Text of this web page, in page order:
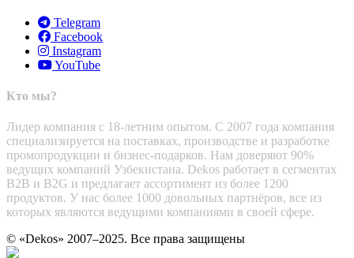
Telegram
Facebook
Instagram
YouTube
Кто мы?
Лидер компания с 18-летним опытом. С 2007 года компания
специализируется на поставках, производстве и разработке
промопродукции и бизнес-подарков. Нам доверяют 90%
ведущих компаний Узбекистана. Dekos работает в сегментах
B2B и B2G и предлагает ассортимент из более 1200
продуктов. У нас более 1000 довольных партнёров, все из
которых являются ведущими компаниями в своей сфере.
© «Dekos» 2007–2025. Все права защищены